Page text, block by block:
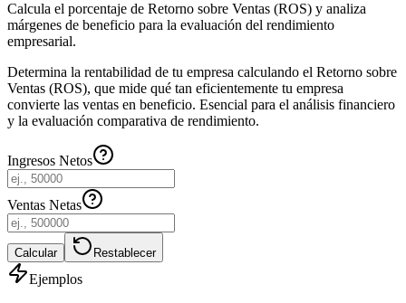
Calcula el porcentaje de Retorno sobre Ventas (ROS) y analiza
márgenes de beneficio para la evaluación del rendimiento
empresarial.
Determina la rentabilidad de tu empresa calculando el Retorno sobre
Ventas (ROS), que mide qué tan eficientemente tu empresa
convierte las ventas en beneficio. Esencial para el análisis financiero
y la evaluación comparativa de rendimiento.
Ingresos Netos
Ventas Netas
Calcular Restablecer
Ejemplos